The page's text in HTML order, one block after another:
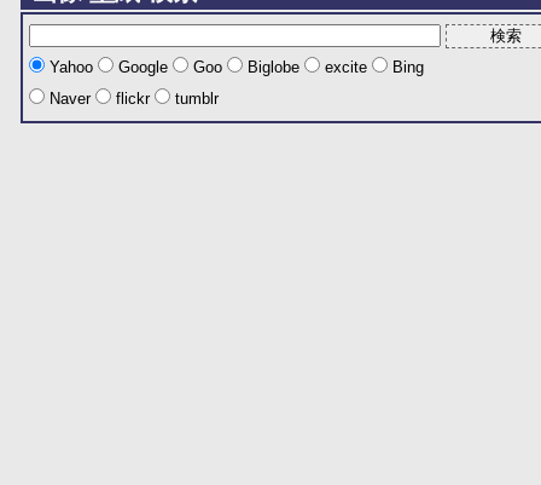
Yahoo Google Goo Biglobe excite
Bing
Naver
flickr tumblr